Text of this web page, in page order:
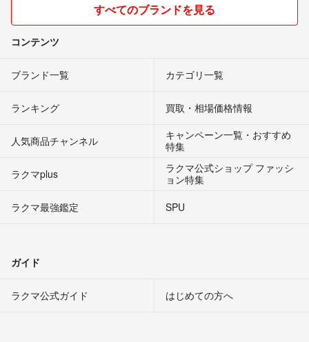
すべてのブランドを見る
コンテンツ
ブランド一覧 カテゴリ一覧
ランキング 買取・相場価格情報
人気商品チャンネル
キャンペーン一覧・おすすめ
特集
ラクマplus
ラクマ公式ショップ ファッシ
ョン特集
ラクマ最強鑑定
SPU
ガイド
ラクマ公式ガイド はじめての方へ